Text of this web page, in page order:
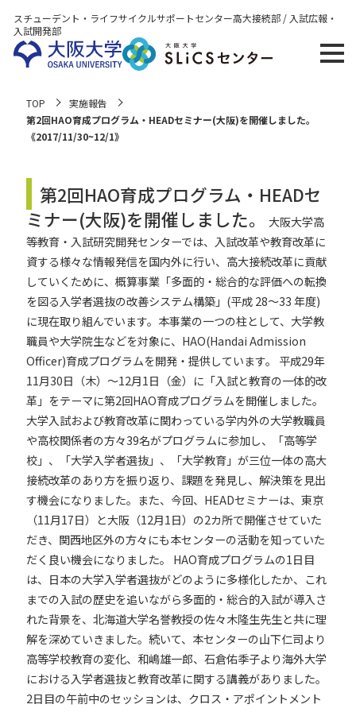
スチューデント・ライフサイクルサポートセンター高大接続部 / 入試広報・
入試開発部
TOP
実施報告
第2回HAO育成プログラム・HEADセミナー(大阪)を開催しました。
《2017/11/30~12/1》
第2回HAO育成プログラム・HEADセ
ミナー(大阪)を開催しました。
大阪大学高
等教育・入試研究開発センターでは、入試改革や教育改革に
資する様々な情報発信を国内外に行い、高大接続改革に貢献
していくために、概算事業「多面的・総合的な評価への転換
を図る入学者選抜の改善システム構築」(平成 28〜33 年度)
に現在取り組んでいます。本事業の一つの柱として、大学教
職員や大学院生などを対象に、HAO(Handai Admission
Officer)育成プログラムを開発・提供しています。
平成29年
11月30日（木）〜12月1日（金）に「入試と教育の一体的改
革」をテーマに第2回HAO育成プログラムを開催しました。
大学入試および教育改革に関わっている学内外の大学教職員
や高校関係者の方々39名がプログラムに参加し、「高等学
校」、「大学入学者選抜」、「大学教育」が三位一体の高大
接続改革のあり方を振り返り、課題を発見し、解決策を見出
す機会になりました。また、今回、HEADセミナーは、東京
（11月17日）と大阪（12月1日）の2カ所で開催させていた
だき、関西地区外の方々にも本センターの活動を知っていた
だく良い機会になりました。
HAO育成プログラムの1日目
は、日本の大学入学者選抜がどのように多様化したか、これ
までの入試の歴史を追いながら多面的・総合的入試が導入さ
れた背景を、北海道大学名誉教授の佐々木隆生先生と共に理
解を深めていきました。続いて、本センターの山下仁司より
高等学校教育の変化、和嶋雄一郎、石倉佑季子より海外大学
における入学者選抜と教育改革に関する講義がありました。
2日目の午前中のセッションは、クロス・アポイントメント